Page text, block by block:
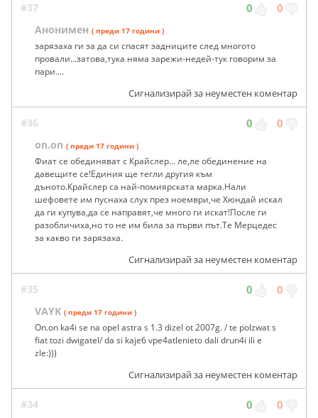
#37 0 0
Анонимен ( преди 17 години )
зарязаха ги за да си спасят задниците след многото
провали...затова,тука няма зарежи-недей-тук говорим за
пари....
Сигнализирай за неуместен коментар
#36 0 0
on.on ( преди 17 години )
Фиат се обединяват с Крайслер... ле,ле обединение на
давещите се!Единия ще тегли другия към
дъното.Крайслер са най-помиярската марка.Нали
шефовете им пуснаха слух през ноември,че Хюндай искал
да ги купува,да се направят,че много ги искат!После ги
разобличиха,но то не им била за първи път.Те Мерцедес
за какво ги зарязаха.
Сигнализирай за неуместен коментар
#35 0 0
VAYK ( преди 17 години )
On.on ka4i se na opel astra s 1.3 dizel ot 2007g. / te polzwat s
fiat tozi dwigatel/ da si kaje6 vpe4atlenieto dali drun4i ili e
zle:)))
Сигнализирай за неуместен коментар
#34 0 0